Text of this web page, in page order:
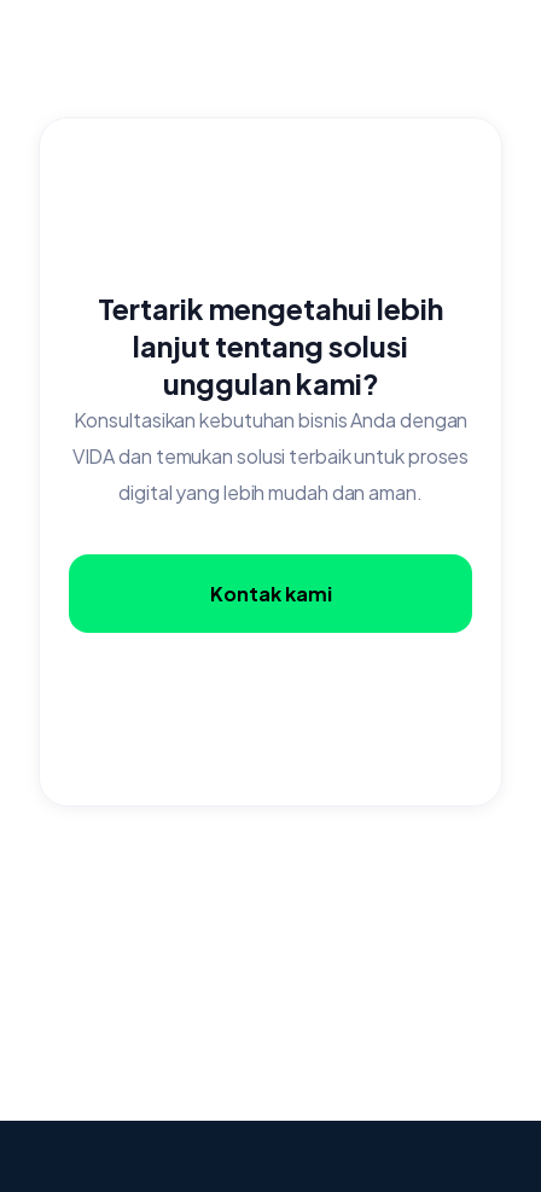
Tertarik mengetahui lebih
lanjut tentang solusi
unggulan kami?
Konsultasikan kebutuhan bisnis Anda dengan
VIDA dan temukan solusi terbaik untuk proses
digital yang lebih mudah dan aman.
Kontak kami